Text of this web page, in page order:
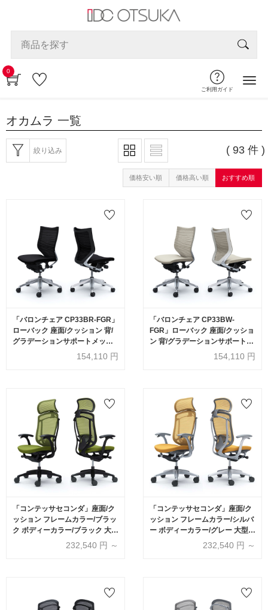
0
ご利用ガイド
オカムラ 一覧
絞り込み ( 93 件 )
価格安い順 価格高い順 おすすめ順
「バロンチェア CP33BR-FGR」
ローバック 座面/クッション 背/
グラデーションサポートメッシ
ュ フレーム/ポリッシュ ボディー
カラー/ブラック 肘なし 張地全6
154,110 円
「バロンチェア CP33BW-
FGR」ローバック 座面/クッショ
ン 背/グラデーションサポートメ
ッシュ フレーム/ポリッシュ ボデ
ィーカラー/ホワイト 肘なし 張地
154,110 円
「コンテッサセコンダ」座面/ク
ッション フレームカラー/ブラッ
ク ボディーカラー/ブラック 大型
ヘッドレスト デザインアーム 張
232,540 円 ～
「コンテッサセコンダ」座面/ク
ッション フレームカラー/シルバ
ー ボディーカラー/グレー 大型ヘ
ッドレスト デザインアーム 張地
232,540 円 ～